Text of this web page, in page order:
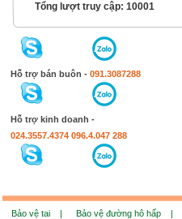
Tổng lượt truy cập: 10001
Hỗ trợ bán buôn - 091.3087288
Hỗ trợ kinh doanh -
024.3557.4374 096.4.047 288
Bảo vệ tai | Bảo vệ đường hô hấp |